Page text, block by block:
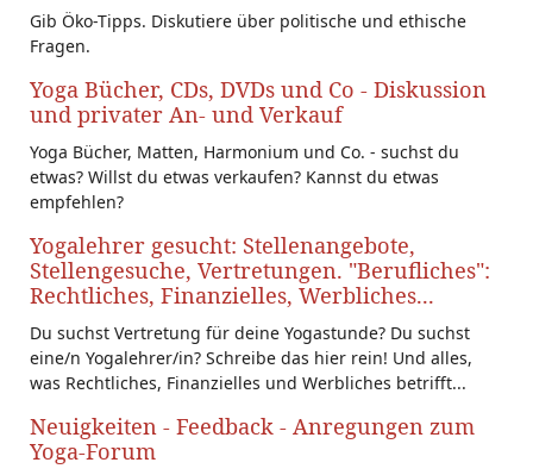
Gib Öko-Tipps. Diskutiere über politische und ethische
Fragen.
Yoga Bücher, CDs, DVDs und Co - Diskussion
und privater An- und Verkauf
Yoga Bücher, Matten, Harmonium und Co. - suchst du
etwas? Willst du etwas verkaufen? Kannst du etwas
empfehlen?
Yogalehrer gesucht: Stellenangebote,
Stellengesuche, Vertretungen. "Berufliches":
Rechtliches, Finanzielles, Werbliches...
Du suchst Vertretung für deine Yogastunde? Du suchst
eine/n Yogalehrer/in? Schreibe das hier rein! Und alles,
was Rechtliches, Finanzielles und Werbliches betrifft...
Neuigkeiten - Feedback - Anregungen zum
Yoga-Forum